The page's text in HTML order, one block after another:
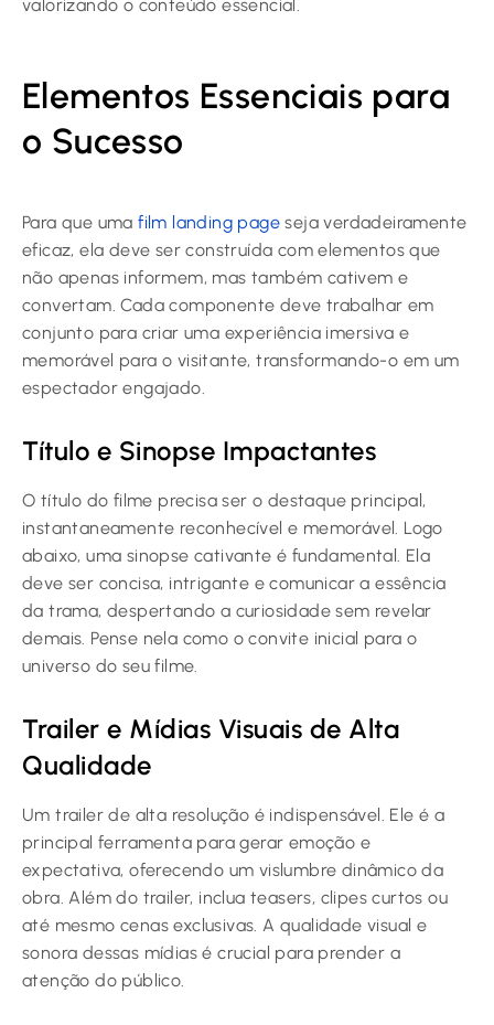
valorizando o conteúdo essencial.
Elementos Essenciais para
o Sucesso
Para que umafilm landing page seja verdadeiramente
eficaz, ela deve ser construída com elementos que
não apenas informem, mas também cativem e
convertam. Cada componente deve trabalhar em
conjunto para criar uma experiência imersiva e
memorável para o visitante, transformando-o em um
espectador engajado.
Título e Sinopse Impactantes
O título do filme precisa ser o destaque principal,
instantaneamente reconhecível e memorável. Logo
abaixo, uma sinopse cativante é fundamental. Ela
deve ser concisa, intrigante e comunicar a essência
da trama, despertando a curiosidade sem revelar
demais. Pense nela como o convite inicial para o
universo do seu filme.
Trailer e Mídias Visuais de Alta
Qualidade
Um trailer de alta resolução é indispensável. Ele é a
principal ferramenta para gerar emoção e
expectativa, oferecendo um vislumbre dinâmico da
obra. Além do trailer, inclua teasers, clipes curtos ou
até mesmo cenas exclusivas. A qualidade visual e
sonora dessas mídias é crucial para prender a
atenção do público.